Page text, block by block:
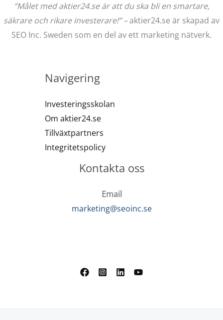
“Målet med aktier24.se är att du ska bli en smartare,
säkrare och rikare investerare!” –aktier24.se är skapad av
SEO Inc. Sweden som en del av ett marketing nätverk.
Navigering
Investeringsskolan
Om aktier24.se
Tillväxtpartners
Integritetspolicy
Kontakta oss
Email
marketing@seoinc.se